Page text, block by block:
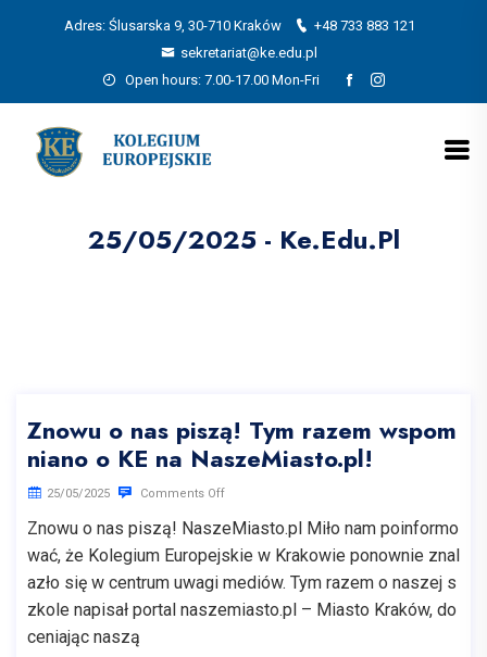
Adres: Ślusarska 9, 30-710 Kraków
+48 733 883 121
sekretariat@ke.edu.pl
Open hours: 7.00-17.00 Mon-Fri
25/05/2025 - Ke.edu.pl
Znowu o nas piszą! Tym razem wspom
niano o KE na NaszeMiasto.pl!
25/05/2025 Comments Off
Znowu o nas piszą! NaszeMiasto.pl Miło nam poinformo
wać, że Kolegium Europejskie w Krakowie ponownie znal
azło się w centrum uwagi mediów. Tym razem o naszej s
zkole napisał portal naszemiasto.pl – Miasto Kraków, do
ceniając naszą